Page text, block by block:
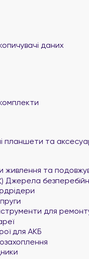
даних
планшети та
живлення та
Джерела
для
для АКБ